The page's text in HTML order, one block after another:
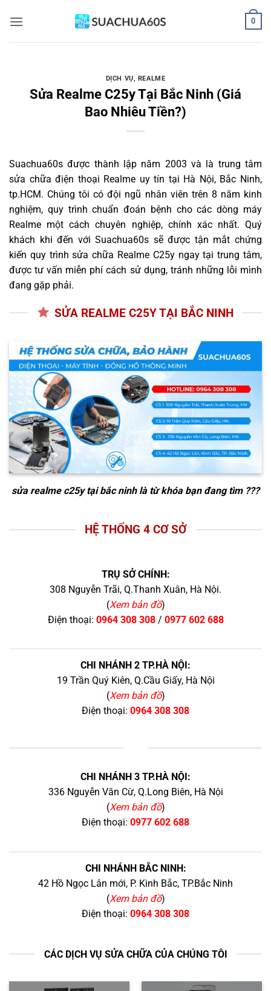
qua
0
DỊCH VỤ, REALME
Sửa Realme C25y Tại Bắc Ninh (Giá
Bao Nhiêu Tiền?)
Suachua60s được thành lập năm 2003 và là trung tâm
sửa chữa điện thoại Realme uy tín tại Hà Nội, Bắc Ninh,
tp.HCM. Chúng tôi có đội ngũ nhân viên trên 8 năm kinh
nghiệm, quy trình chuẩn đoán bệnh cho các dòng máy
Realme một cách chuyên nghiệp, chính xác nhất. Quý
khách khi đến với Suachua60s sẽ được tận mắt chứng
kiến quy trình sửa chữa Realme C25y ngay tại trung tâm,
được tư vấn miễn phí cách sử dụng, tránh những lỗi mình
đang gặp phải.
SỬA REALME C25Y TẠI BẮC NINH
sửa realme c25y tại bắc ninhlà từ khóa bạn đang tìm ???
HỆ THỐNG 4 CƠ SỞ
TRỤ SỞ CHÍNH:
308 Nguyễn Trãi, Q.Thanh Xuân, Hà Nội.
(Xem bản đồ)
Điện thoại: 0964 308 308/ 0977 602 688
CHI NHÁNH 2 TP.HÀ NỘI:
19 Trần Quý Kiên, Q.Cầu Giấy, Hà Nội
(Xem bản đồ)
Điện thoại: 0964 308 308
CHI NHÁNH 3 TP.HÀ NỘI:
336 Nguyễn Văn Cừ, Q.Long Biên, Hà Nội
(Xem bản đồ)
Điện thoại: 0977 602 688
CHI NHÁNH BẮC NINH:
42 Hồ Ngọc Lân mới, P. Kinh Bắc, TP.Bắc Ninh
(Xem bản đồ)
Điện thoại: 0964 308 308
CÁC DỊCH VỤ SỬA CHỮA CỦA CHÚNG TÔI